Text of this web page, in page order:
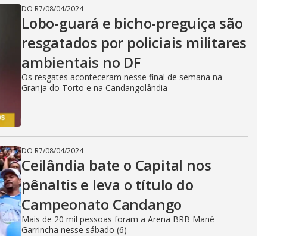
i
d
e
o
DO R7/08/04/2024
Lobo-guará e bicho-preguiça são
resgatados por policiais militares
ambientais no DF
Os resgates aconteceram nesse final de semana na
Granja do Torto e na Candangolândia
DO R7/08/04/2024
Ceilândia bate o Capital nos
pênaltis e leva o título do
Campeonato Candango
Mais de 20 mil pessoas foram a Arena BRB Mané
Garrincha nesse sábado (6)